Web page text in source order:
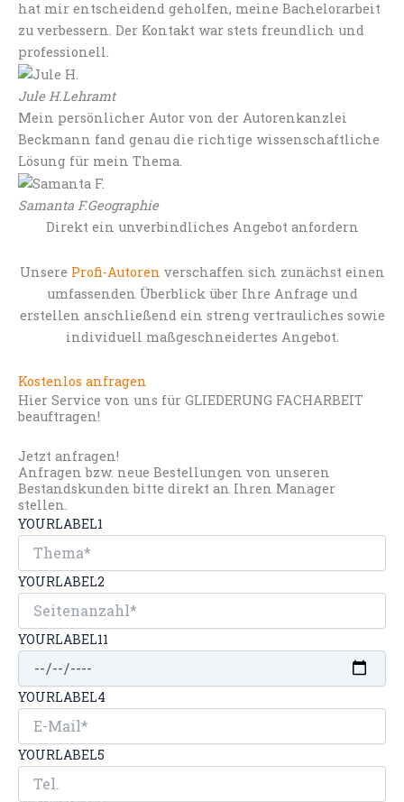
hat mir entscheidend geholfen, meine Bachelorarbeit
zu verbessern. Der Kontakt war stets freundlich und
professionell.
Jule H.Lehramt
Mein persönlicher Autor von der Autorenkanzlei
Beckmann fand genau die richtige wissenschaftliche
Lösung für mein Thema.
Samanta F.Geographie
Direkt ein unverbindliches Angebot anfordern
Unsere Profi-Autoren verschaffen sich zunächst einen
umfassenden Überblick über Ihre Anfrage und
erstellen anschließend ein streng vertrauliches sowie
individuell maßgeschneidertes Angebot.
Kostenlos anfragen
Hier Service von uns für GLIEDERUNG FACHARBEIT
beauftragen!
Jetzt anfragen!
Anfragen bzw. neue Bestellungen von unseren
Bestandskunden bitte direkt an Ihren Manager
stellen.
YOURLABEL1
YOURLABEL2
YOURLABEL11
YOURLABEL4
YOURLABEL5